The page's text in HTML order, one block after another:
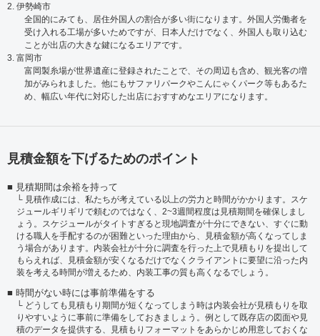
2. 伊勢崎市
全国的にみても、居住外国人の割合が多い街になります。外国人労働者を
受け入れる工場が多いためですが、日本人だけでなく、外国人も取り込む
ことが出店の大きな鍵になるエリアです。
3. 富岡市
富岡製糸場が世界遺産に登録されたことで、その周辺も含め、観光客の増
加がみられました。他にもサファリパークやこんにゃくパーク等もあるた
め、幅広い年代に対応した出店におすすめなエリアになります。
見積金額を下げるためのポイント
見積期間は余裕を持って
見積作成には、私たちが考えている以上の労力と時間がかかります。スケ
ジュールギリギリで頼むのではなく、2~3週間程度は見積期間を確保しまし
ょう。スケジュールがタイトすぎると現地調査が十分にできない、すぐに動
ける職人を手配するのが困難といった理由から、見積金額が高くなってしま
う場合があります。内装会社が十分に調査を行った上で見積もりを提出して
もらえれば、見積金額が安くなるだけでなくクライアントに要望に沿った内
装を考える時間が増えるため、内装工事の質も高くなるでしょう。
時間がない時には事前準備をする
どうしても見積もり期間が短くなってしまう時は内装会社が見積もりを取
りやすいように事前に準備をしておきましょう。例として既存店の図面や見
積のデータを提供する、見積もりフォーマットをあらかじめ用意しておくな